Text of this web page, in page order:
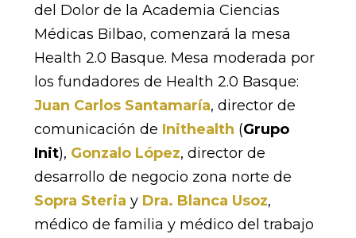
del Dolor de la Academia Ciencias
Médicas Bilbao, comenzará la mesa
Health 2.0 Basque. Mesa moderada por
los fundadores de Health 2.0 Basque:
Juan Carlos Santamaría, director de
comunicación de Inithealth (Grupo
Init), Gonzalo López, director de
desarrollo de negocio zona norte de
Sopra Steria y Dra. Blanca Usoz,
médico de familia y médico del trabajo